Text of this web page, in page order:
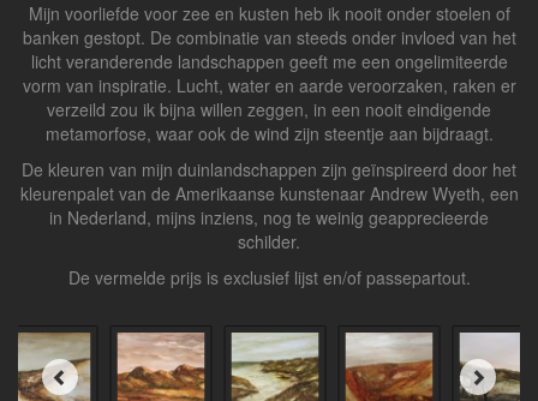
Mijn voorliefde voor zee en kusten heb ik nooit onder stoelen of
banken gestopt. De combinatie van steeds onder invloed van het
licht veranderende landschappen geeft me een ongelimiteerde
vorm van inspiratie. Lucht, water en aarde veroorzaken, raken er
verzeild zou ik bijna willen zeggen, in een nooit eindigende
metamorfose, waar ook de wind zijn steentje aan bijdraagt.
De kleuren van mijn duinlandschappen zijn geïnspireerd door het
kleurenpalet van de Amerikaanse kunstenaar Andrew Wyeth, een
in Nederland, mijns inziens, nog te weinig geapprecieerde
schilder.
De vermelde prijs is exclusief lijst en/of passepartout.